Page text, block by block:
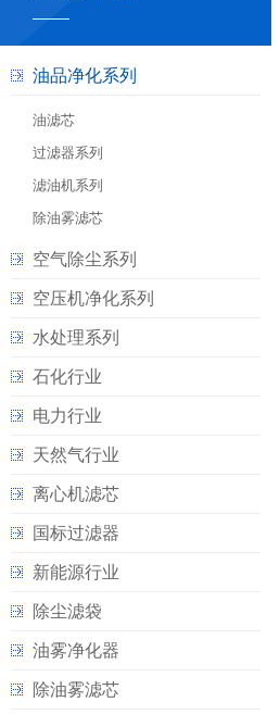
油品净化系列
油滤芯
过滤器系列
滤油机系列
除油雾滤芯
空气除尘系列
空压机净化系列
水处理系列
石化行业
电力行业
天然气行业
离心机滤芯
国标过滤器
新能源行业
除尘滤袋
油雾净化器
除油雾滤芯